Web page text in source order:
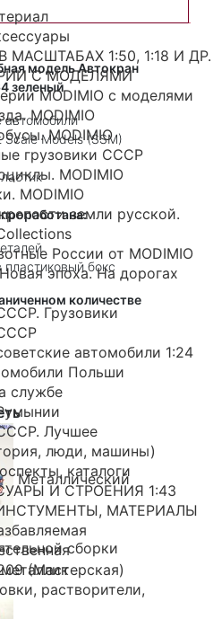
1:50, 1:18 И ДР.
С МОДЕЛЯМИ
MODIMIO с моделями
MODIMIO
MODIMIO
грузовики СССР
MODIMIO
MODIMIO
земли русской.
России от MODIMIO
эпоха. На дорогах
Грузовики
автомобили 1:24
Польши
службе
Лучшее
люди, машины)
каталоги
И СТРОЕНИЯ 1:43
МАТЕРИАЛЫ
растворители,
модель Автокран
зеленый
автомобили
Models (SSM)
бокс
количестве
Металлический
сборки
(Мастерская)